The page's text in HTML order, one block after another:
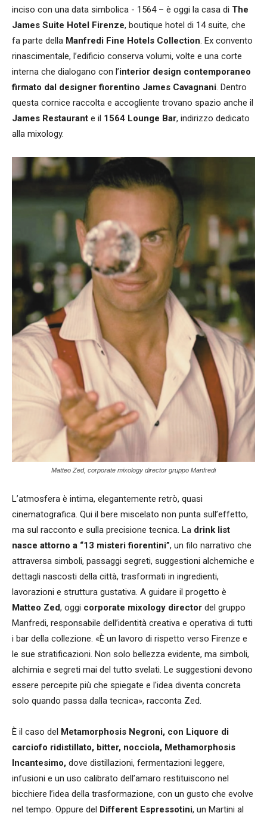
inciso con una data simbolica - 1564 – è oggi la casa di The
James Suite Hotel Firenze, boutique hotel di 14 suite, che
fa parte della Manfredi Fine Hotels Collection. Ex convento
rinascimentale, l’edificio conserva volumi, volte e una corte
interna che dialogano con l’interior design contemporaneo
firmato dal designer fiorentino James Cavagnani. Dentro
questa cornice raccolta e accogliente trovano spazio anche il
James Restaurant e il 1564 Lounge Bar, indirizzo dedicato
alla mixology.
Matteo Zed, corporate mixology director gruppo Manfredi
L’atmosfera è intima, elegantemente retrò, quasi
cinematografica. Qui il bere miscelato non punta sull’effetto,
ma sul racconto e sulla precisione tecnica. La drink list
nasce attorno a “13 misteri fiorentini”, un filo narrativo che
attraversa simboli, passaggi segreti, suggestioni alchemiche e
dettagli nascosti della città, trasformati in ingredienti,
lavorazioni e struttura gustativa. A guidare il progetto è
Matteo Zed, oggi corporate mixology director del gruppo
Manfredi, responsabile dell’identità creativa e operativa di tutti
i bar della collezione. «È un lavoro di rispetto verso Firenze e
le sue stratificazioni. Non solo bellezza evidente, ma simboli,
alchimia e segreti mai del tutto svelati. Le suggestioni devono
essere percepite più che spiegate e l'idea diventa concreta
solo quando passa dalla tecnica», racconta Zed.
È il caso del
Metamorphosis Negroni, con Liquore di
carciofo ridistillato, bitter, nocciola, Methamorphosis
Incantesimo, dove distillazioni, fermentazioni leggere,
infusioni e un uso calibrato dell’amaro restituiscono nel
bicchiere l’idea della trasformazione, con un gusto che evolve
nel tempo. Oppure del
Different Espressotini, un Martini al